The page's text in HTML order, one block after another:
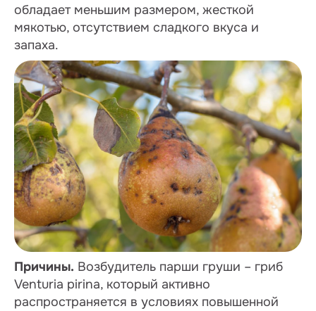
обладает меньшим размером, жесткой
мякотью, отсутствием сладкого вкуса и
запаха.
Причины. Возбудитель парши груши – гриб
Venturia pirina, который активно
распространяется в условиях повышенной